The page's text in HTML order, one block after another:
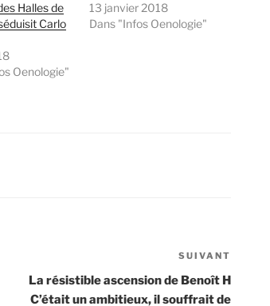
Halles de
Carlo
Oenologie"
13 janvier 2018
Dans "Infos Oenologie"
suivant
SUIVANT
La résistible ascension de Benoît H
C’était un ambitieux, il souffrait de